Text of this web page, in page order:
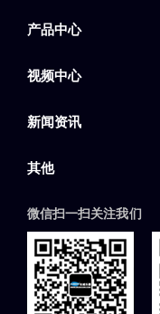
产品中心
视频中心
新闻资讯
其他
微信扫一扫关注我们